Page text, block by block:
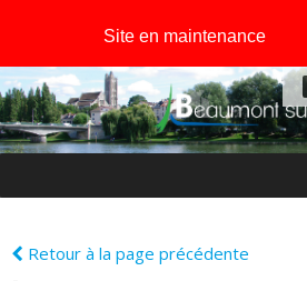
Retour à la page précédente
Site en maintenance